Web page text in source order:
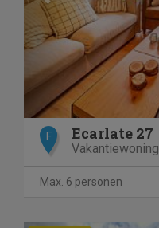
F Ecarlate 27
Vakantiewoning
Max. 6 personen